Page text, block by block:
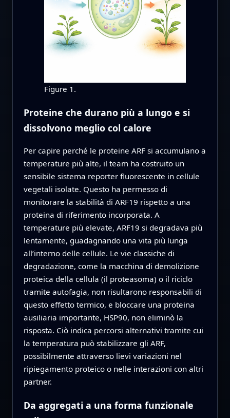
Figure 1.
Proteine che durano più a lungo e si
dissolvono meglio col calore
Per capire perché le proteine ARF si accumulano a
temperature più alte, il team ha costruito un
sensibile sistema reporter fluorescente in cellule
vegetali isolate. Questo ha permesso di
monitorare la stabilità di ARF19 rispetto a una
proteina di riferimento incorporata. A
temperature più elevate, ARF19 si degradava più
lentamente, guadagnando una vita più lunga
all’interno delle cellule. Le vie classiche di
degradazione, come la macchina di demolizione
proteica della cellula (il proteasoma) o il riciclo
tramite autofagia, non risultarono responsabili di
questo effetto termico, e bloccare una proteina
ausiliaria importante, HSP90, non eliminò la
risposta. Ciò indica percorsi alternativi tramite cui
la temperatura può stabilizzare gli ARF,
possibilmente attraverso lievi variazioni nel
ripiegamento proteico o nelle interazioni con altri
partner.
Da aggregati a una forma funzionale